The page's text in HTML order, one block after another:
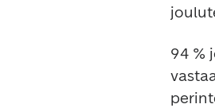
94 %